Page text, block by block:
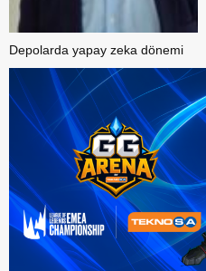
Depolarda yapay zeka dönemi